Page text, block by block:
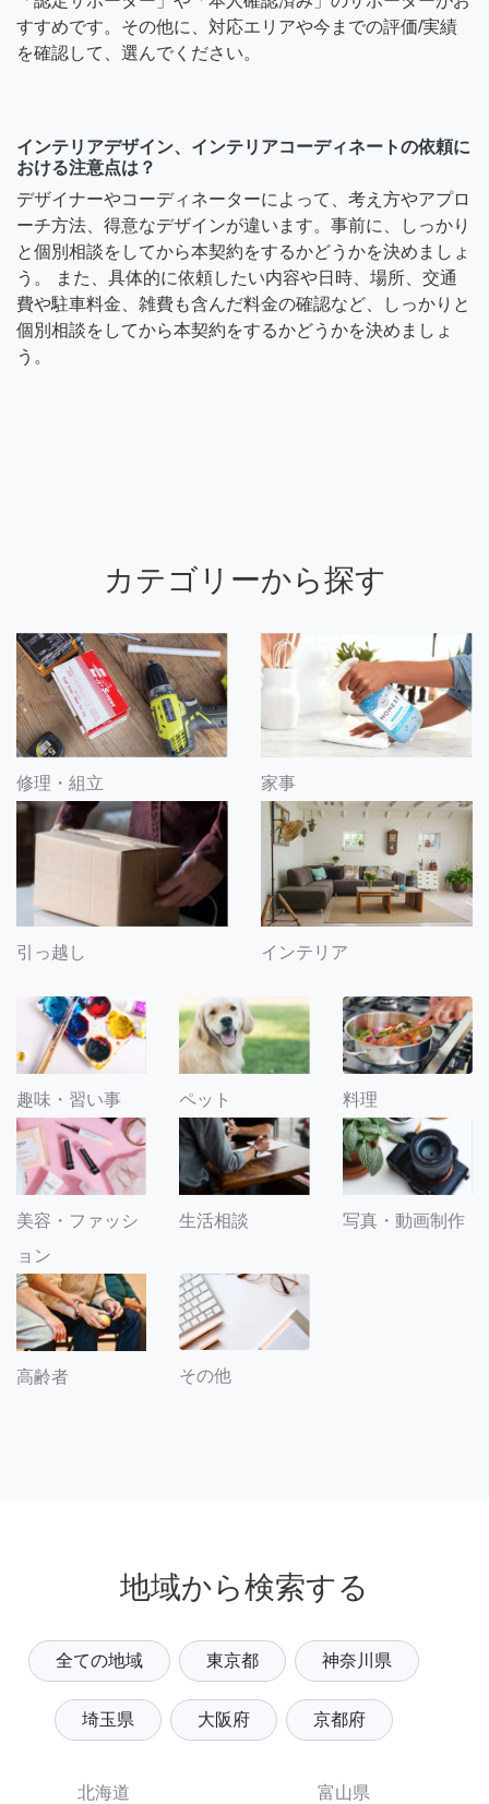
すすめです。その他に、対応エリアや今までの評価/実績
を確認して、選んでください。
インテリアデザイン、インテリアコーディネートの依頼に
おける注意点は？
デザイナーやコーディネーターによって、考え方やアプロ
ーチ方法、得意なデザインが違います。事前に、しっかり
と個別相談をしてから本契約をするかどうかを決めましょ
う。 また、具体的に依頼したい内容や日時、場所、交通
費や駐車料金、雑費も含んだ料金の確認など、しっかりと
個別相談をしてから本契約をするかどうかを決めましょ
う。
カテゴリーから探す
修理・組立 家事
引っ越し インテリア
趣味・習い事 ペット 料理
美容・ファッシ
ョン
生活相談 写真・動画制作
高齢者 その他
地域から検索する
全ての地域 東京都 神奈川県
埼玉県 大阪府 京都府
北海道
富山県